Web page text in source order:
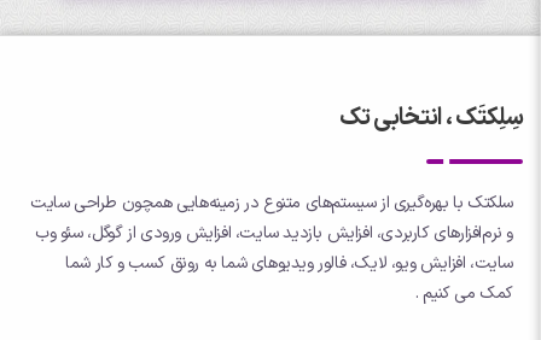
سِلِکتَک ، انتخابی تک
سلکتک با بهره‌گیری از سیستم‌های متنوع در زمینه‌هایی همچون طراحی سایت
و نرم‌افزارهای کاربردی، افزایش بازدید سایت، افزایش ورودی از گوگل، سئو وب
سایت، افزایش ویو، لایک، فالور ویدیوهای شما به رونق کسب و کار شما
کمک می کنیم .